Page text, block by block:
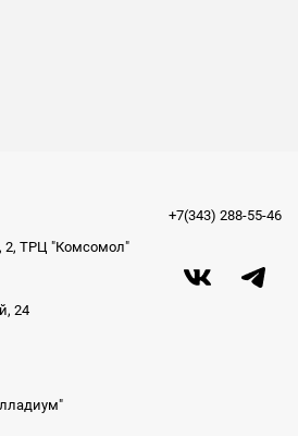
2, ТРЦ "Комсомол"
24
+7(343) 288-55-46